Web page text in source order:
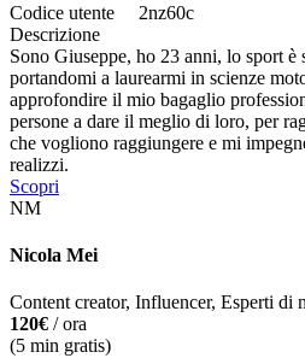
Codice utente
2nz60c
Descrizione
Sono Giuseppe, ho 23 anni, lo sport è
portandomi a laurearmi in scienze
approfondire il mio bagaglio
persone a dare il meglio di loro, per
che vogliono raggiungere e mi
realizzi.
Scopri
NM
Nicola Mei
Content creator, Influencer, Esperti di
120€ / ora
(5 min gratis)